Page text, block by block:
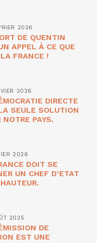
2026
DE QUENTIN
APPEL À CE QUE
FRANCE !
2026
DIRECTE
SEULE SOLUTION
NOTRE PAYS.
2026
DOIT SE
UN CHEF D’ETAT
2025
DE
EST UNE